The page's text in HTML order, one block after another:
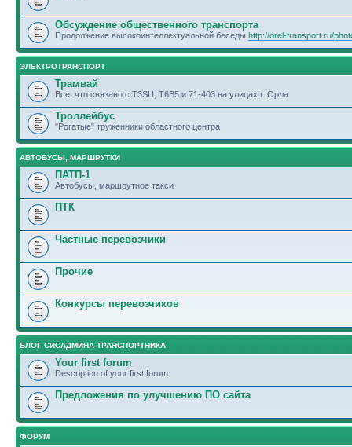
Обсуждение общественного транспорта
Продолжение высокоинтеллектуальной беседы http://orel-transport.ru/
ЭЛЕКТРОТРАНСПОРТ
Трамвай
Все, что связано с T3SU, T6B5 и 71-403 на улицах г. Орла
Троллейбус
"Рогатые" труженники областного центра
АВТОБУСЫ, МАРШРУТКИ
ПАТП-1
Автобусы, маршрутное такси
ПТК
Частные перевозчики
Прочие
Конкурсы перевозчиков
БЛОГ СИСАДМИНА-ТРАНСПОРТНИКА
Your first forum
Description of your first forum.
Предложения по улучшению ПО сайта
ФОРУМ